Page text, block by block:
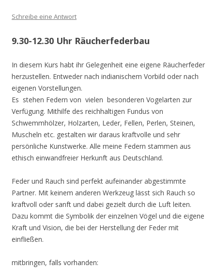
Schreibe eine Antwort
9.30-12.30 Uhr Räucherfederbau
In diesem Kurs habt ihr Gelegenheit eine eigene Räucherfeder
herzustellen. Entweder nach indianischem Vorbild oder nach
eigenen Vorstellungen.
Es stehen Federn von vielen besonderen Vogelarten zur
Verfügung. Mithilfe des reichhaltigen Fundus von
Schwemmhölzer, Holzarten, Leder, Fellen, Perlen, Steinen,
Muscheln etc. gestalten wir daraus kraftvolle und sehr
persönliche Kunstwerke. Alle meine Federn stammen aus
ethisch einwandfreier Herkunft aus Deutschland.
Feder und Rauch sind perfekt aufeinander abgestimmte
Partner. Mit keinem anderen Werkzeug lässt sich Rauch so
kraftvoll oder sanft und dabei gezielt durch die Luft leiten.
Dazu kommt die Symbolik der einzelnen Vögel und die eigene
Kraft und Vision, die bei der Herstellung der Feder mit
einfließen.
mitbringen, falls vorhanden: